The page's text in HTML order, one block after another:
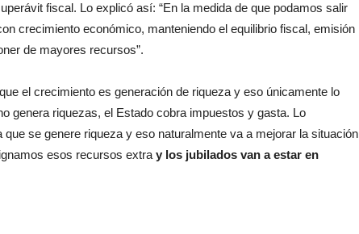
fiscal. Lo explicó así: “En la medida de que podamos salir
crecimiento económico, manteniendo el equilibrio fiscal, emisión
de mayores recursos”.
el crecimiento es generación de riqueza y eso únicamente lo
genera riquezas, el Estado cobra impuestos y gasta. Lo
se genere riqueza y eso naturalmente va a mejorar la situación
esos recursos extra y los jubilados van a estar en